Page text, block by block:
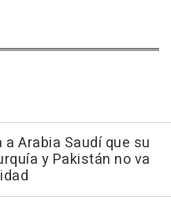
Arabia Saudí que su
y Pakistán no va